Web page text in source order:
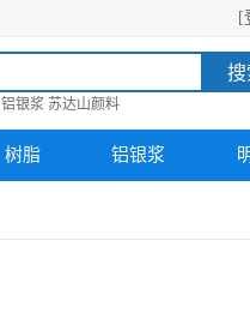
[
搜
铝银浆 苏达山颜料
树脂 铝银浆